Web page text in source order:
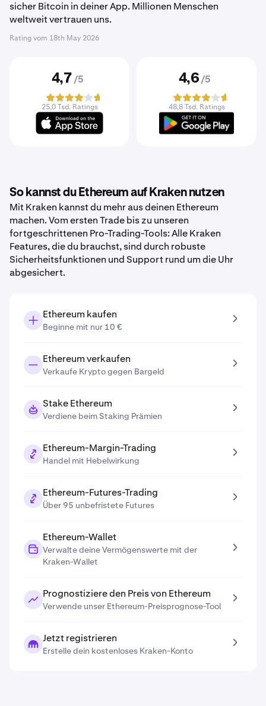
sicher Bitcoin in deiner App. Millionen Menschen
weltweit vertrauen uns.
Rating vom 18th May 2026
4,7 /5
25,0 Tsd. Ratings
4,6 /5
48,8 Tsd. Ratings
So kannst du Ethereum auf Kraken nutzen
Mit Kraken kannst du mehr aus deinen Ethereum
machen. Vom ersten Trade bis zu unseren
fortgeschrittenen Pro-Trading-Tools: Alle Kraken
Features, die du brauchst, sind durch robuste
Sicherheitsfunktionen und Support rund um die Uhr
abgesichert.
Ethereum kaufen
Beginne mit nur 10 €
Ethereum verkaufen
Verkaufe Krypto gegen Bargeld
Stake Ethereum
Verdiene beim Staking Prämien
Ethereum-Margin-Trading
Handel mit Hebelwirkung
Ethereum-Futures-Trading
Über 95 unbefristete Futures
Ethereum-Wallet
Verwalte deine Vermögenswerte mit der
Kraken-Wallet
Prognostiziere den Preis von Ethereum
Verwende unser Ethereum-Preisprognose-Tool
Jetzt registrieren
Erstelle dein kostenloses Kraken-Konto